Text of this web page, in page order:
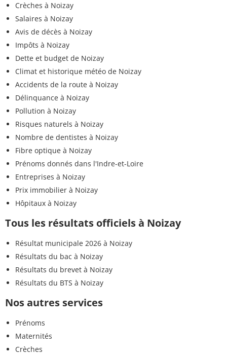
Crèches à Noizay
Salaires à Noizay
Avis de décès à Noizay
Impôts à Noizay
Dette et budget de Noizay
Climat et historique météo de Noizay
Accidents de la route à Noizay
Délinquance à Noizay
Pollution à Noizay
Risques naturels à Noizay
Nombre de dentistes à Noizay
Fibre optique à Noizay
Prénoms donnés dans l'Indre-et-Loire
Entreprises à Noizay
Prix immobilier à Noizay
Hôpitaux à Noizay
Tous les résultats officiels à Noizay
Résultat municipale 2026 à Noizay
Résultats du bac à Noizay
Résultats du brevet à Noizay
Résultats du BTS à Noizay
Nos autres services
Prénoms
Maternités
Crèches